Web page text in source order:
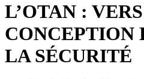
L’OTAN :
CONCEPTION
LA SÉCURITÉ